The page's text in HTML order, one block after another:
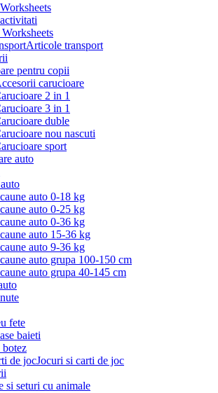
Worksheets
Articole transport
pentru copii
carucioare
2 in 1
3 in 1
duble
nou nascuti
sport
auto
auto 0-18 kg
auto 0-25 kg
auto 0-36 kg
auto 15-36 kg
auto 9-36 kg
auto grupa 100-150 cm
auto grupa 40-145 cm
fete
baieti
Jocuri si carti de joc
si seturi cu animale